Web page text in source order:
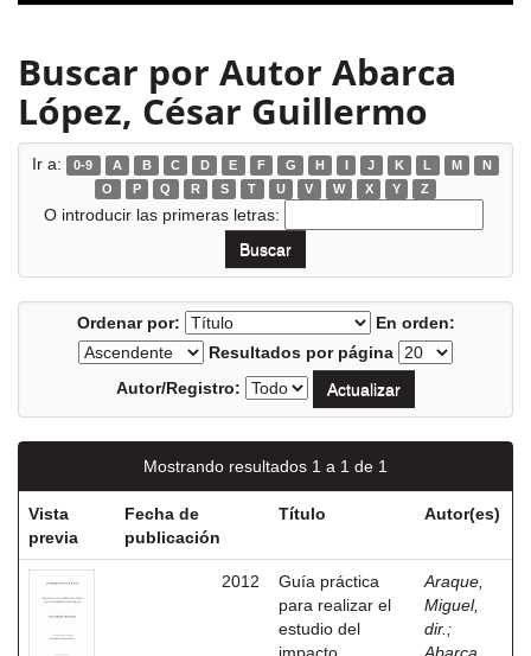
Buscar por Autor Abarca
López, César Guillermo
Ir a: 0-9 A B C D E F G H I J K L M
N
O
P Q R S T U V W X Y Z
O introducir las primeras letras:
Ordenar por:
En orden:
Resultados por página
Autor/Registro:
Mostrando resultados 1 a 1 de 1
Vista
previa
Fecha de
publicación
Título Autor(es)
2012
Guía práctica
para realizar el
estudio del
Araque,
Miguel,
dir. ;